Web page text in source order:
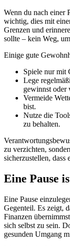
Wenn du nach einer
wichtig, dies mit
Grenzen und
sollte – kein Weg,
Einige gute
Spiele nur mit
Lege
gewinnst oder
Vermeide
bist.
Nutze die
zu behalten.
zu verzichten,
sicherzustellen, dass
Eine Pause
Eine Pause
Gegenteil. Es zeigt,
Finanzen
sich selbst zu sein.
gesunden Umgang